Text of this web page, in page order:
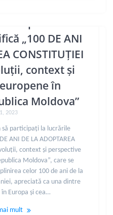
„100 DE ANI
CONSTITUȚIEI
context și
în
Moldova”
2023
să participați la lucrările
ANI DE LA ADOPTAREA
context și perspective
Moldova”, care se
celor 100 de ani de la
apreciată ca una dintre
Europa și cea…
mult